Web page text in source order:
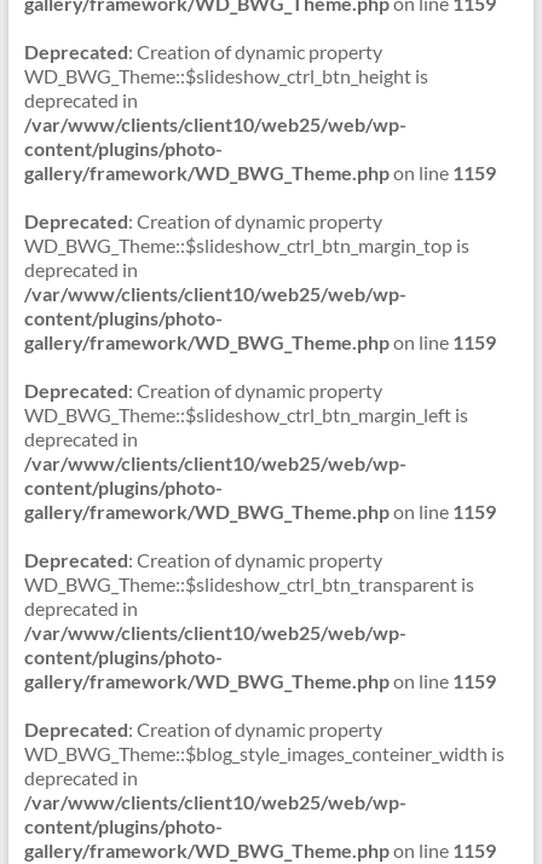
Deprecated: Creation of dynamic property
WD_BWG_Theme::$slideshow_ctrl_btn_height is
deprecated in
/var/www/clients/client10/web25/web/wp-
content/plugins/photo-
gallery/framework/WD_BWG_Theme.phpon line 1159
Deprecated: Creation of dynamic property
WD_BWG_Theme::$slideshow_ctrl_btn_margin_top is
deprecated in
/var/www/clients/client10/web25/web/wp-
content/plugins/photo-
gallery/framework/WD_BWG_Theme.phpon line 1159
Deprecated: Creation of dynamic property
WD_BWG_Theme::$slideshow_ctrl_btn_margin_left is
deprecated in
/var/www/clients/client10/web25/web/wp-
content/plugins/photo-
gallery/framework/WD_BWG_Theme.phpon line 1159
Deprecated: Creation of dynamic property
WD_BWG_Theme::$slideshow_ctrl_btn_transparent is
deprecated in
/var/www/clients/client10/web25/web/wp-
content/plugins/photo-
gallery/framework/WD_BWG_Theme.phpon line 1159
Deprecated: Creation of dynamic property
WD_BWG_Theme::$blog_style_images_conteiner_width is
deprecated in
/var/www/clients/client10/web25/web/wp-
content/plugins/photo-
gallery/framework/WD_BWG_Theme.phpon line 1159